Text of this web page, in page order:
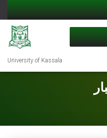
University of Kassala